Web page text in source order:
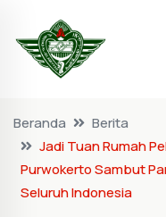
Beranda
Berita
Jadi Tuan Rumah
Purwokerto Sambut
Seluruh Indonesia